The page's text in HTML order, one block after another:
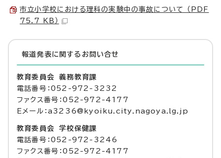
市立小学校における理科の実験中の事故について （PDF
75.7 KB）
報道発表に関するお問い合せ
教育委員会 義務教育課
電話番号：052-972-3232
ファクス番号：052-972-4177
Eメール：a3236@kyoiku.city.nagoya.lg.jp
教育委員会 学校保健課
電話番号：052-972-3246
ファクス番号：052-972-4177